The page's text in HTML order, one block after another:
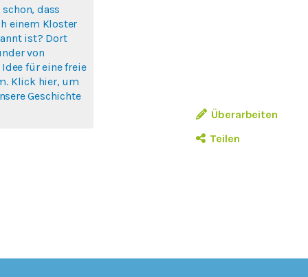
Überarbeiten
Teilen
dass
einem Kloster
ist? Dort
von
für eine freie
Klick hier, um
Geschichte